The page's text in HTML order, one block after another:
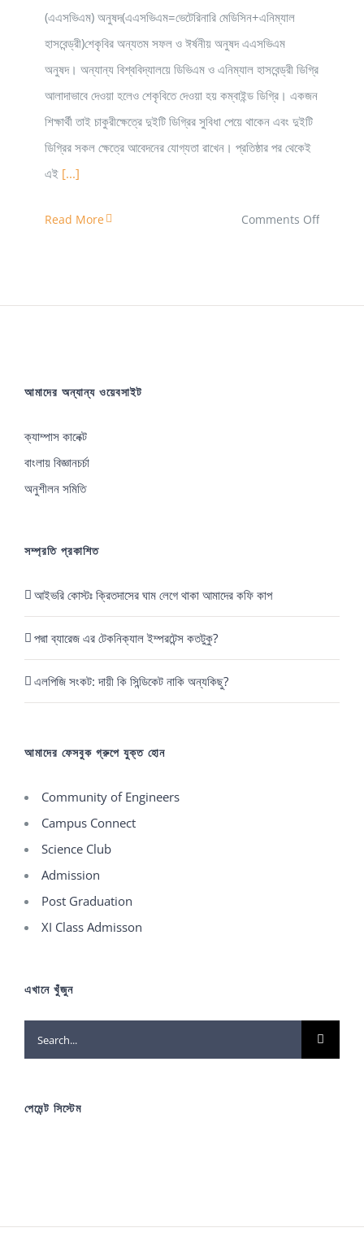
(এএসভিএম) অনুষদ(এএসভিএম=ভেটেরিনারি মেডিসিন+এনিম্যাল
হাসবেন্ড্রী)শেকৃবির অন্যতম সফল ও ঈর্ষনীয় অনুষদ এএসভিএম
অনুষদ। অন্যান্য বিশ্ববিদ্যালয়ে ডিভিএম ও এনিম্যাল হাসবেন্ড্রী ডিগ্রি
আলাদাভাবে দেওয়া হলেও শেকৃবিতে দেওয়া হয় কম্বাইন্ড ডিগ্রি। একজন
শিক্ষার্থী তাই চাকুরীক্ষেত্রে দুইটি ডিগ্রির সুবিধা পেয়ে থাকেন এবং দুইটি
ডিগ্রির সকল ক্ষেত্রে আবেদনের যোগ্যতা রাখেন। প্রতিষ্ঠার পর থেকেই
এই [...]
Read More Comments Offon
আমাদের অন্যান্য ওয়েবসাইট
ক্যাম্পাস কানেক্ট
বাংলায় বিজ্ঞানচর্চা
অনুশীলন সমিতি
সম্প্রতি প্রকাশিত
আইভরি কোস্টঃ ক্রিতদাসের ঘাম লেগে থাকা আমাদের কফি কাপ
পদ্মা ব্যারেজ এর টেকনিক্যাল ইম্পরটেন্স কতটুকু?
এলপিজি সংকট: দায়ী কি সিন্ডিকেট নাকি অন্যকিছু?
আমাদের ফেসবুক গ্রুপে যুক্ত হোন
Community of Engineers
Campus Connect
Science Club
Admission
Post Graduation
XI Class Admisson
এখানে খুঁজুন
Search
for:
পেমেন্ট সিস্টেম